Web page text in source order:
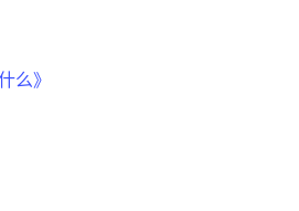
么》